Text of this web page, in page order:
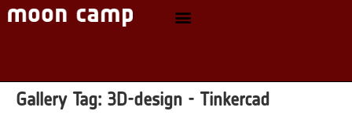
Gallery Tag: 3D-design - Tinkercad